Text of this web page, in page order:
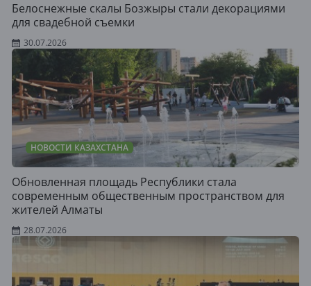
Белоснежные скалы Бозжыры стали декорациями
для свадебной съемки
30.07.2026
НОВОСТИ КАЗАХСТАНА
Обновленная площадь Республики стала
современным общественным пространством для
жителей Алматы
28.07.2026